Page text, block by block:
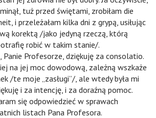
tuż przed świętami, zrobiłam die
i przeleżałam kilka dni z grypą, usiłując
korektą /jako jedyną rzeczą, którą
robić w takim stanie/.
Panie Profesorze, dziękuję za consolatio.
na jej moc dowodową, zależną wszkaże
/te moje „zasługi”/, ale wtedy była mi
i za intencję, i za doraźną pomoc.
się odpowiedzieć w sprawach
listach Pana Profesora.